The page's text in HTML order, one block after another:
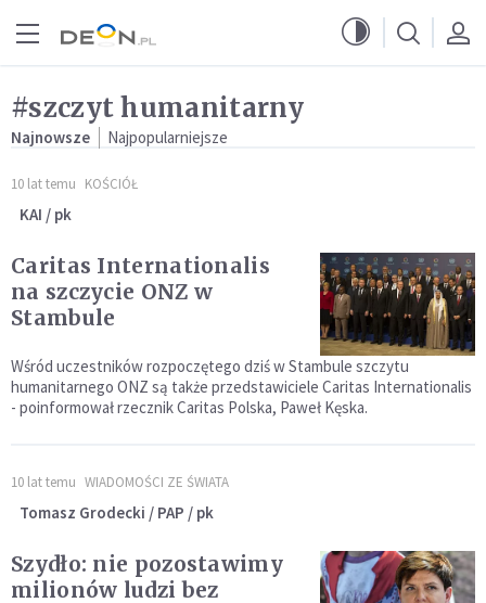
#szczyt humanitarny
Najnowsze Najpopularniejsze
10 lat temu KOŚCIÓŁ
KAI / pk
Caritas Internationalis
na szczycie ONZ w
Stambule
Wśród uczestników rozpoczętego dziś w Stambule szczytu
humanitarnego ONZ są także przedstawiciele Caritas Internationalis
- poinformował rzecznik Caritas Polska, Paweł Kęska.
10 lat temu WIADOMOŚCI ZE ŚWIATA
Tomasz Grodecki / PAP / pk
Szydło: nie pozostawimy
milionów ludzi bez